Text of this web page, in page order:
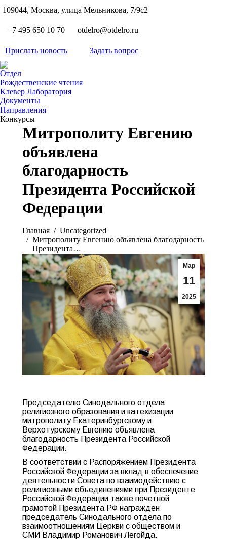
109044, Москва, улица Мельникова, 7/9с2
+7 495 650 10 70 otdelro@otdelro.ru
Прислать новость Задать вопрос
Отдел
Рождественские чтения
Клевер Лаборатория
Документы
Направления
Конкурсы
Митрополиту Евгению
объявлена
благодарность
Президента Российской
Федерации
Главная
Uncategorized
Митрополиту Евгению объявлена благодарность
Президента…
Мар
11
2025
Председателю Синодального отдела
религиозного образования и катехизации
митрополиту Екатеринбургскому и
Верхотурскому Евгению объявлена
благодарность Президента Российской
Федерации.
В соответствии с Распоряжением Президента
Российской Федерации за вклад в обеспечение
деятельности Совета по взаимодействию с
религиозными объединениями при Президенте
Российской Федерации также почетной
грамотой Президента РФ награжден
председатель Синодального отдела по
взаимоотношениям Церкви с обществом и
СМИ Владимир Романович Легойда.